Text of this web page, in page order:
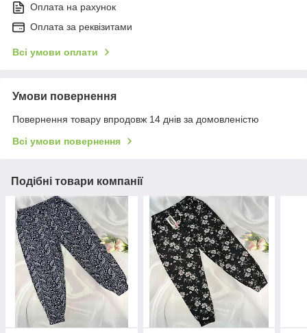
Оплата на рахунок
Оплата за реквізитами
Всі умови оплати
Умови повернення
Повернення товару впродовж 14 днів за домовленістю
Всі умови повернення
Подібні товари компанії